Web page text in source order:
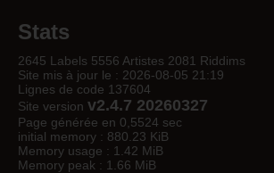
Stats
2645 Labels 5556 Artistes 2081 Riddims
Site mis à jour le : 2026-08-05 21:19
Lignes de code 137604
Site version v2.4.7 20260327
Page générée en 0,5524 sec
initial memory : 880.23 KiB
Memory usage : 1.42 MiB
Memory peak : 1.66 MiB